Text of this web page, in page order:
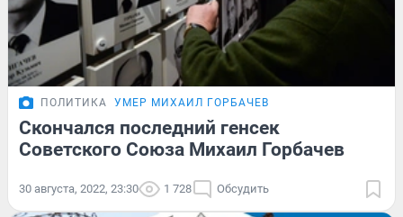
ПОЛИТИКА УМЕР МИХАИЛ ГОРБАЧЕВ
Скончался последний генсек
Советского Союза Михаил Горбачев
30 августа, 2022, 23:30 1 728 Обсудить